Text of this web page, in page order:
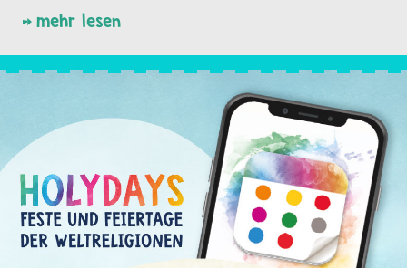
mehr lesen